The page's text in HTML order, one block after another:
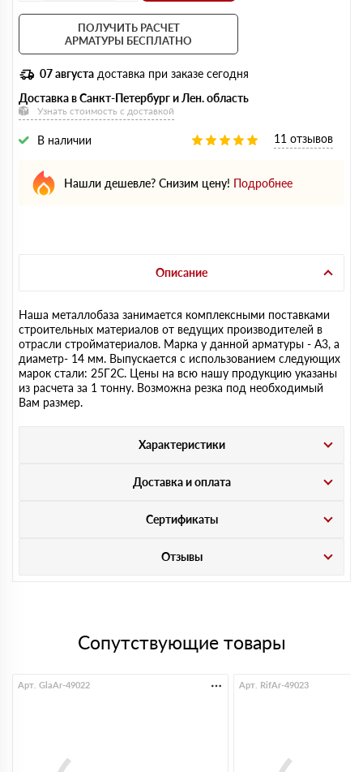
ПОЛУЧИТЬ РАСЧЕТ
АРМАТУРЫ БЕСПЛАТНО
07 августа доставка при заказе сегодня
Доставка в Санкт-Петербург и Лен. область
Узнать стоимость с доставкой
В наличии 11 отзывов
Нашли дешевле? Снизим цену! Подробнее
Описание
Наша металлобаза занимается комплексными поставками
строительных материалов от ведущих производителей в
отрасли стройматериалов. Марка у данной арматуры - А3, а
диаметр- 14 мм. Выпускается с использованием следующих
марок стали: 25Г2С. Цены на всю нашу продукцию указаны
из расчета за 1 тонну. Возможна резка под необходимый
Вам размер.
Характеристики
Доставка и оплата
Сертификаты
Отзывы
Сопутствующие товары
Арт. GlaAr-49022 Арт. RifAr-49023